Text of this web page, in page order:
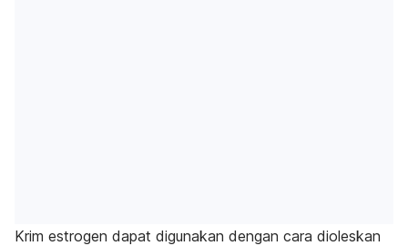
Krim estrogen dapat digunakan dengan cara dioleskan